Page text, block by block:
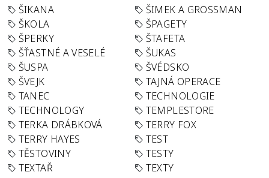
ŠIKANA
ŠIMEK A GROSSMAN
ŠKOLA
ŠPAGETY
ŠPERKY
ŠTAFETA
ŠŤASTNÉ A VESELÉ
ŠUKAS
ŠUSPA
ŠVÉDSKO
ŠVEJK
TAJNÁ OPERACE
TANEC
TECHNOLOGIE
TECHNOLOGY
TEMPLESTORE
TERKA DRÁBKOVÁ
TERRY FOX
TERRY HAYES
TEST
TĚSTOVINY
TESTY
TEXTAŘ
TEXTY